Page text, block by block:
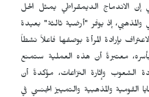
الاندماج الديمقراطي يمثل الحل
إذ يوفر "أرضية ثالثة" بعيدة
بإرادة المرأة بوصفها فاعلاً نشطاً
معتبرةً أن هذه العملية ستمنع
الشعوب وإثارة النزاعات، مؤكدةً أن
القومية والمذهبية والتمييز الجنسي في